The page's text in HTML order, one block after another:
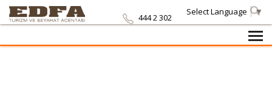
Select Language ▼
444 2 302